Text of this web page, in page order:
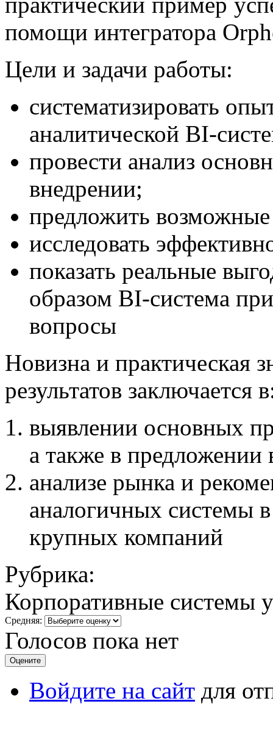
помощи интегратора
Цели и задачи работы:
систематизировать
аналитической BI-
провести анализ
внедрении;
предложить
исследовать
показать реальные
образом BI-система
вопросы
Новизна и практическая
результатов заключается
выявлении основных
а также в предложении
анализе рынка и
аналогичных системы
крупных компаний
Рубрика:
Корпоративные системы
Средняя:
Голосов пока нет
Войдите на сайт для